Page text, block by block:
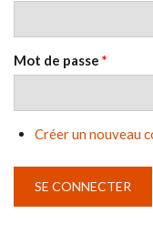
Mot de passe *
Créer un nouveau